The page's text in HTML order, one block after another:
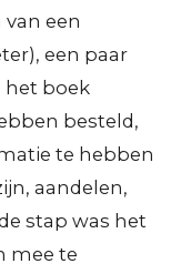
een
een paar
het boek
besteld,
te hebben
aandelen,
stap was het
mee te